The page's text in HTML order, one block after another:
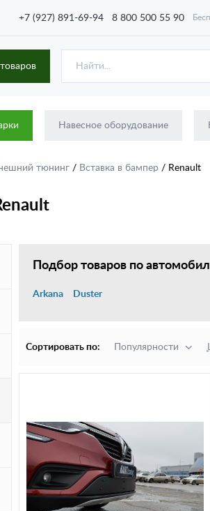
+7 (927) 891-69-94 8 800 500 55 90
Навесное оборудование
тюнинг / Вставка в бампер / Renault
Подбор товаров по
Arkana Duster
Сортировать по: Популярности